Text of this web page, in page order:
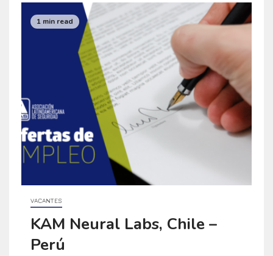
1 min read
VACANTES
KAM Neural Labs, Chile –
Perú